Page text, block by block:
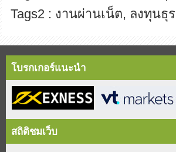
Tags2 : งานผ่านเน็ต, ลงทุนธุ
โบรกเกอร์แนะนำ
สถิติชมเว็บ